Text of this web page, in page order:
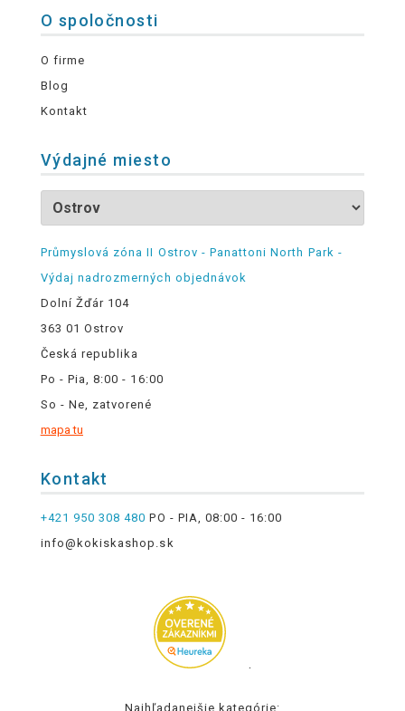
O spoločnosti
O firme
Blog
Kontakt
Výdajné miesto
Průmyslová zóna II Ostrov - Panattoni North Park -
Výdaj nadrozmerných objednávok
Dolní Žďár 104
363 01 Ostrov
Česká republika
Po - Pia, 8:00 - 16:00
So - Ne, zatvorené
mapa tu
Kontakt
+421 950 308 480 PO - PIA, 08:00 - 16:00
info@kokiskashop.sk
.
Najhľadanejšie kategórie: